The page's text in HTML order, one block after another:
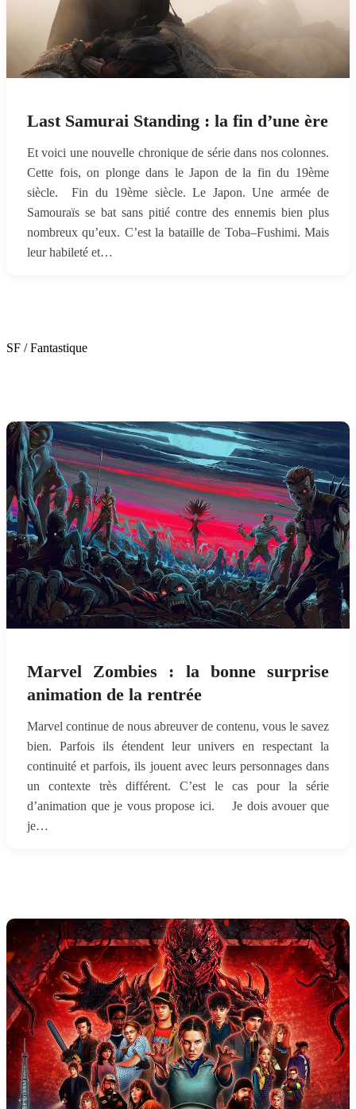
Last Samurai Standing : la fin d’une ère
Et voici une nouvelle chronique de série dans nos colonnes.
Cette fois, on plonge dans le Japon de la fin du 19ème
siècle. Fin du 19ème siècle. Le Japon. Une armée de
Samouraïs se bat sans pitié contre des ennemis bien plus
nombreux qu’eux. C’est la bataille de Toba–Fushimi. Mais
leur habileté et…
SF / Fantastique
Marvel Zombies : la bonne surprise
animation de la rentrée
Marvel continue de nous abreuver de contenu, vous le savez
bien. Parfois ils étendent leur univers en respectant la
continuité et parfois, ils jouent avec leurs personnages dans
un contexte très différent. C’est le cas pour la série
d’animation que je vous propose ici. Je dois avouer que
je…